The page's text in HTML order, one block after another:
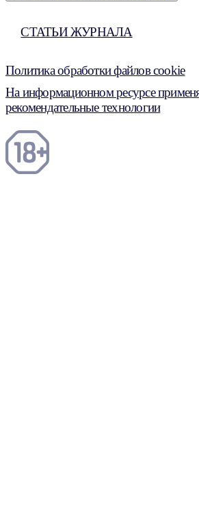
СТАТЬИ ЖУРНАЛА
Политика обработки файлов cookie
На информационном ресурсе
рекомендательные технологии